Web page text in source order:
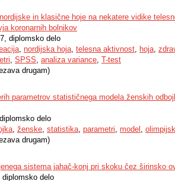
in klasične hoje na nekatere vidike
koronarnih bolnikov
diplomsko delo
, nordijska hoja, telesna aktivnost, hoja,
, SPSS, analiza variance, T-test
drugam)
parametrov statističnega modela ženskih
delo
, ženske, statistika, parametri, model ,
drugam)
sistema jahač-konj pri skoku čez širinsko
diplomsko delo